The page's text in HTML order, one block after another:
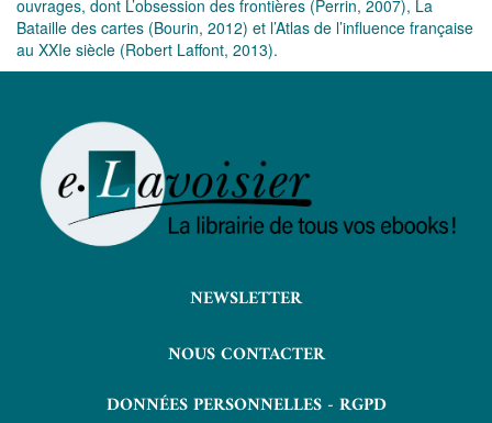
ouvrages, dont L’obsession des frontières (Perrin, 2007), La
Bataille des cartes (Bourin, 2012) et l’Atlas de l’influence française
au XXIe siècle (Robert Laffont, 2013).
NEWSLETTER
NOUS CONTACTER
DONNÉES PERSONNELLES - RGPD